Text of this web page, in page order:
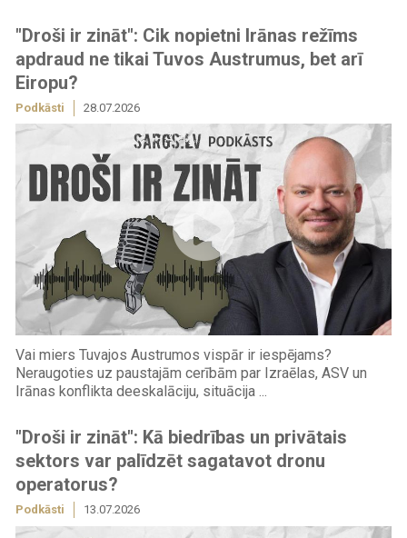
"Droši ir zināt": Cik nopietni Irānas režīms
apdraud ne tikai Tuvos Austrumus, bet arī
Eiropu?
Podkāsti 28.07.2026
Vai miers Tuvajos Austrumos vispār ir iespējams?
Neraugoties uz paustajām cerībām par Izraēlas, ASV un
Irānas konflikta deeskalāciju, situācija ...
"Droši ir zināt": Kā biedrības un privātais
sektors var palīdzēt sagatavot dronu
operatorus?
Podkāsti 13.07.2026